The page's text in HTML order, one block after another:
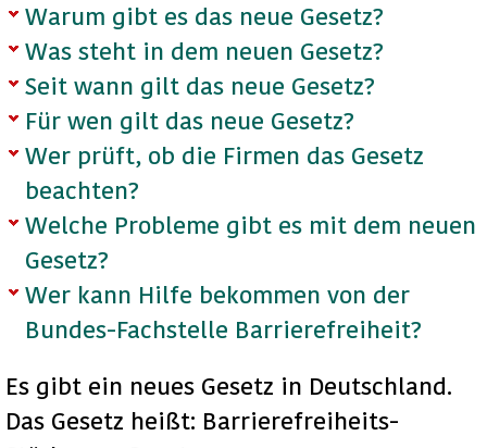
Warum gibt es das neue Gesetz?
Was steht in dem neuen Gesetz?
Seit wann gilt das neue Gesetz?
Für wen gilt das neue Gesetz?
Wer prüft, ob die Firmen das Gesetz
beachten?
Welche Probleme gibt es mit dem neuen
Gesetz?
Wer kann Hilfe bekommen von der
Bundes-Fachstelle Barrierefreiheit?
Es gibt ein neues Gesetz in Deutschland.
Das Gesetz heißt: Barrierefreiheits-